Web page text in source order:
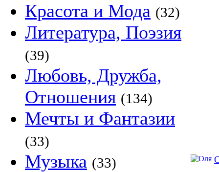
Красота и Мода (32)
Литература, Поэзия
(39)
Любовь, Дружба,
Отношения (134)
Мечты и Фантазии
(33)
Музыка (33)